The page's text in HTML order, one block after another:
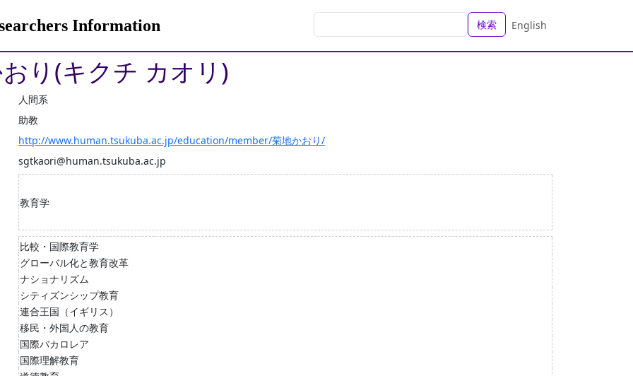
Information 検索 English
り(キクチ カオリ)
人間系
助教
http://www.human.tsukuba.ac.jp/education/member/菊地かおり/
sgtkaori@human.tsukuba.ac.jp
教育学
比較・国際教育学
グローバル化と教育改革
ナショナリズム
シティズンシップ教育
連合王国（イギリス）
移民・外国人の教育
国際バカロレア
国際理解教育